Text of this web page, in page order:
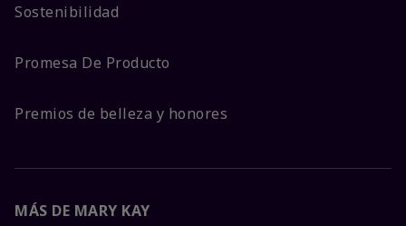
Sostenibilidad
Promesa De Producto
Premios de belleza y honores
MÁS DE MARY KAY